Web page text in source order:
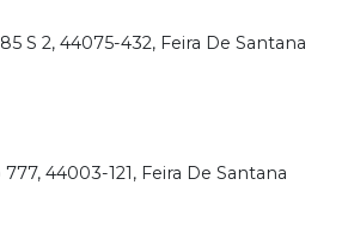
S 2, 44075-432, Feira De Santana
44003-121, Feira De Santana